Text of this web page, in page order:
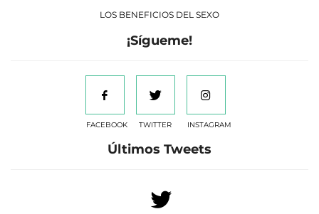
LOS BENEFICIOS DEL SEXO
¡Sígueme!
FACEBOOK TWITTER INSTAGRAM
Últimos Tweets